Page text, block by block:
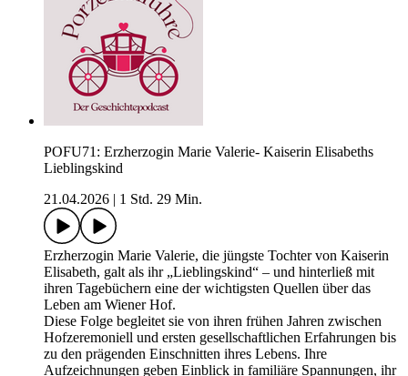
POFU71: Erzherzogin Marie Valerie- Kaiserin Elisabeths
Lieblingskind
21.04.2026
1 Std. 29 Min.
Erzherzogin Marie Valerie, die jüngste Tochter von Kaiserin
Elisabeth, galt als ihr „Lieblingskind“ – und hinterließ mit
ihren Tagebüchern eine der wichtigsten Quellen über das
Leben am Wiener Hof.
Diese Folge begleitet sie von ihren frühen Jahren zwischen
Hofzeremoniell und ersten gesellschaftlichen Erfahrungen bis
zu den prägenden Einschnitten ihres Lebens. Ihre
Aufzeichnungen geben Einblick in familiäre Spannungen, ihr